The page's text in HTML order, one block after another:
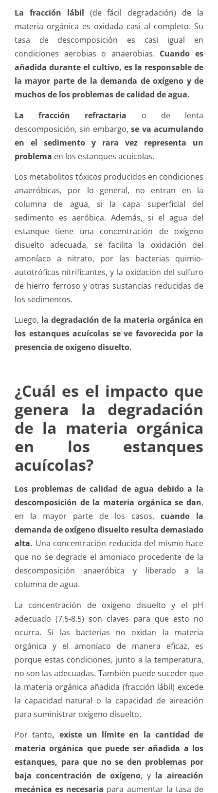
La fracción lábil (de fácil degradación) de la
materia orgánica es oxidada casi al completo. Su
tasa de descomposición es casi igual en
condiciones aerobias o anaerobias. Cuando es
añadida durante el cultivo, es la responsable de
la mayor parte de la demanda de oxígeno y de
muchos de los problemas de calidad de agua.
La fracción refractaria o de lenta
descomposición, sin embargo,se va acumulando
en el sedimento y rara vez representa un
problema en los estanques acuícolas.
Los metabolitos tóxicos producidos en condiciones
anaeróbicas, por lo general, no entran en la
columna de agua, si la capa superficial del
sedimento es aeróbica. Además, si el agua del
estanque tiene una concentración de oxígeno
disuelto adecuada, se facilita la oxidación del
amoníaco a nitrato, por las bacterias quimio-
autotróficas nitrificantes, y la oxidación del sulfuro
de hierro ferroso y otras sustancias reducidas de
los sedimentos.
Luego, la degradación de la materia orgánica en
los estanques acuícolas se ve favorecida por la
presencia de oxígeno disuelto.
¿Cuál es el impacto que
genera la degradación
de la materia orgánica
en los estanques
acuícolas?
Los problemas de calidad de agua debido a la
descomposición de la materia orgánica se dan,
en la mayor parte de los casos,cuando la
demanda de oxígeno disuelto resulta demasiado
alta. Una concentración reducida del mismo hace
que no se degrade el amoniaco procedente de la
descomposición anaeróbica y liberado a la
columna de agua.
La concentración de oxígeno disuelto y el pH
adecuado (7,5-8,5) son claves para que esto no
ocurra. Si las bacterias no oxidan la materia
orgánica y el amoníaco de manera eficaz, es
porque estas condiciones, junto a la temperatura,
no son las adecuadas. También puede suceder que
la materia orgánica añadida (fracción lábil) excede
la capacidad natural o la capacidad de aireación
para suministrar oxígeno disuelto.
Por tanto, existe un límite en la cantidad de
materia orgánica que puede ser añadida a los
estanques, para que no se den problemas por
baja concentración de oxígeno, y la aireación
mecánica es necesaria para aumentar la tasa de